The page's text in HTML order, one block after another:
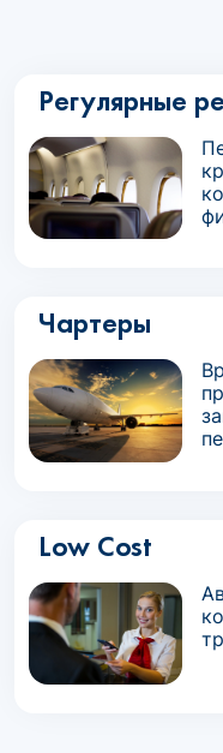
Регулярные
Чартеры
Low Cost